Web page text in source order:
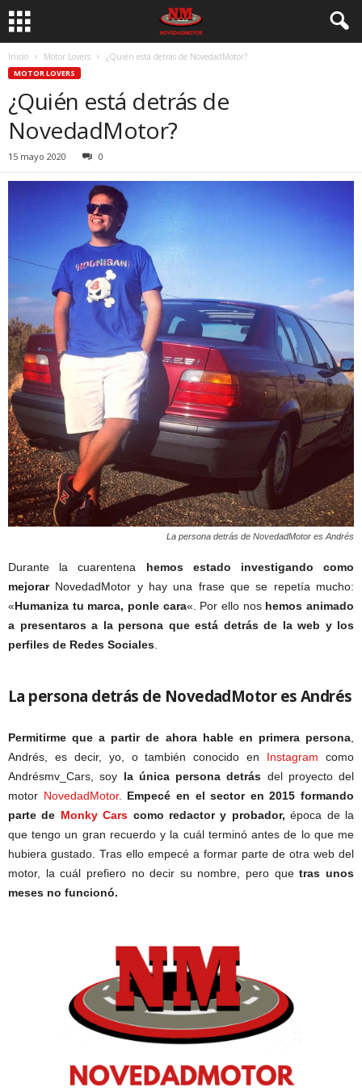
Inicio Motor Lovers ¿Quién está detrás de NovedadMotor?
MOTOR LOVERS
¿Quién está detrás de
NovedadMotor?
15 mayo 2020 0
La persona detrás de NovedadMotor es Andrés
Durante la cuarentena hemos estado investigando como
mejorarNovedadMotor y hay una frase que se repetía mucho:
«Humaniza tu marca, ponle cara«. Por ello nos hemos animado
a presentaros a la persona que está detrás de la web y los
perfiles de Redes Sociales
La persona detrás de NovedadMotor es Andrés
Permitirme que a partir de ahora hable en primera persona
Andrés, es decir, yo, o también conocido en Instagram como
Andrésmv_Cars, soy la única persona detrás del proyecto del
motor NovedadMotor. Empecé en el sector en 2015 formando
parte de Monky Cars como redactor y probador, época de la
que tengo un gran recuerdo y la cuál terminó antes de lo que me
hubiera gustado. Tras ello empecé a formar parte de otra web del
motor, la cuál prefiero no decir su nombre, pero quetras unos
meses no funcionó.